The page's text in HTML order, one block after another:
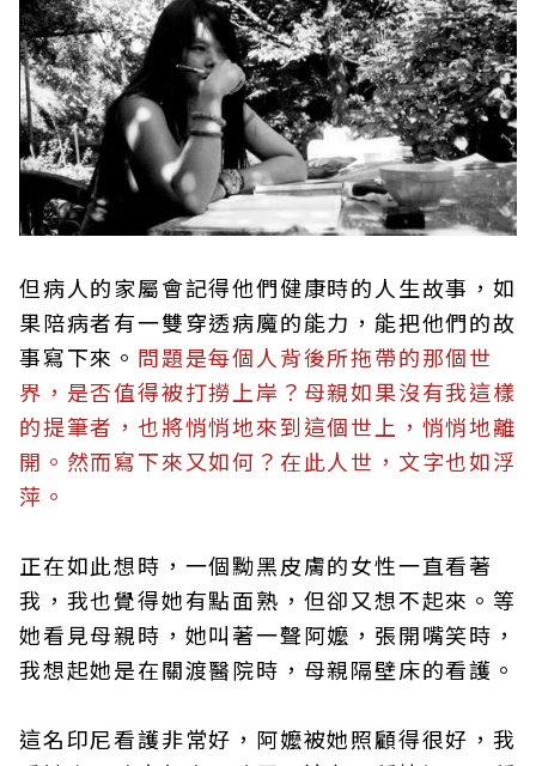
但病人的家屬會記得他們健康時的人生故事，如
果陪病者有一雙穿透病魔的能力，能把他們的故
事寫下來。 問題是每個人背後所拖帶的那個世
界，是否值得被打撈上岸？母親如果沒有我這樣
的提筆者，也將悄悄地來到這個世上，悄悄地離
開。然而寫下來又如何？在此人世，文字也如浮
萍。
正在如此想時，一個黝黑皮膚的女性一直看著
我，我也覺得她有點面熟，但卻又想不起來。等
她看見母親時，她叫著一聲阿嬤，張開嘴笑時，
我想起她是在關渡醫院時，母親隔壁床的看護。
這名印尼看護非常好，阿嬤被她照顧得很好，我